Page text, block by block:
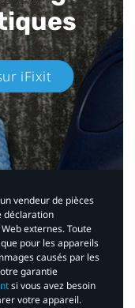
iFixit​
vendeur de pièces
déclaration
externes. Toute
pour les appareils
causés par les
garantie
si vous avez besoin
votre appareil.​